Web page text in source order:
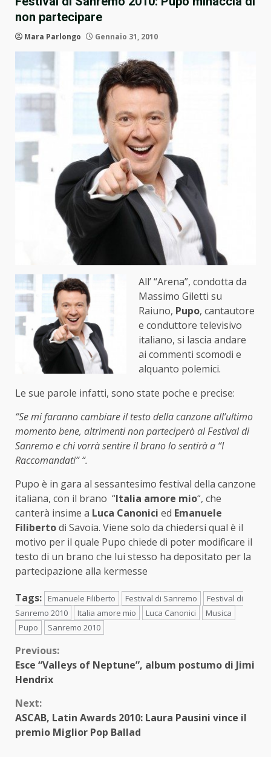
non partecipare
Mara Parlongo Gennaio 31, 2010
All’ “Arena”, condotta da
Massimo Giletti su
Raiuno, Pupo, cantautore
e conduttore televisivo
italiano, si lascia andare
ai commenti scomodi e
alquanto polemici.
Le sue parole infatti, sono state poche e precise:
“Se mi faranno cambiare il testo della canzone all’ultimo
momento bene, altrimenti non parteciperò alFestival di
Sanremoe chi vorrà sentire il brano lo sentirà a “I
Raccomandati” “.
Pupo è in gara al sessantesimo festival della canzone
italiana, con il brano “Italia amore mio“, che
canterà insime a Luca Canonici ed Emanuele
Filibertodi Savoia. Viene solo da chiedersi qual è il
motivo per il quale Pupo chiede di poter modificare il
testo di un brano che lui stesso ha depositato per la
partecipazione alla kermesse
Tags:
Emanuele Filiberto Festival di Sanremo
Festival di
Sanremo 2010
Italia amore mio Luca Canonici
Musica
Pupo
Sanremo 2010
Continue
Reading
Previous:
Esce “Valleys of Neptune”, album postumo di Jimi
Hendrix
Next:
ASCAB, Latin Awards 2010: Laura Pausini vince il
premio Miglior Pop Ballad